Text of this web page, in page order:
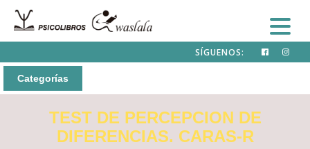
SÍGUENOS:
Categorías
TEST DE PERCEPCION DE
DIFERENCIAS. CARAS-R